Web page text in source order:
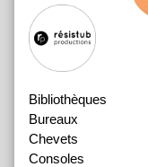
Bibliothèques
Bureaux
Chevets
Consoles